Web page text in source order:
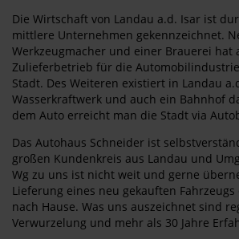
Die Wirtschaft von Landau a.d. Isar ist
mittlere Unternehmen gekennzeichnet.
Werkzeugmacher und einer Brauerei hat
Zulieferbetrieb für die
Stadt. Des Weiteren existiert in Landau
Wasserkraftwerk und auch ein Bahnhof
dem Auto erreicht man die Stadt via
Das Autohaus Schneider ist
großen Kundenkreis aus Landau und
Wg zu uns ist nicht weit und gerne
Lieferung eines neu gekauften
nach Hause. Was uns auszeichnet sind
Verwurzelung und mehr als 30 Jahre